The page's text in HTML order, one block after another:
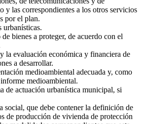
y las correspondientes a los otros servicios
por el plan.
urbanísticas.
bienes a proteger, de acuerdo con el
la evaluación económica y financiera de
a desarrollar.
medioambiental adecuada y, como
medioambiental.
de actuación urbanística municipal, si
social, que debe contener la definición de
de producción de vivienda de protección